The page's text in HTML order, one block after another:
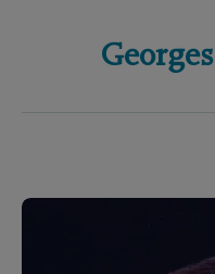
Georges